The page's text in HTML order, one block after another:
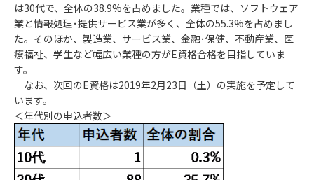
は30代で、全体の38.9%を占めました。業種では、ソフトウェア
業と情報処理･提供サービス業が多く、全体の55.3%を占めまし
た。そのほか、製造業、サービス業、金融･保健、不動産業、医
療福祉、学生など幅広い業種の方がE資格合格を目指していま
す。
なお、次回のE資格は2019年2月23日（土）の実施を予定して
います。
＜年代別の申込者数＞